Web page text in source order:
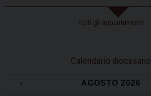
tutti gli appuntamenti
Calendario diocesano
‹ AGOSTO 2026